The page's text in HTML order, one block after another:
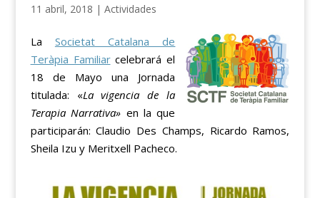
11 abril, 2018 | Actividades
La Societat Catalana de
Teràpia Familiarcelebrará el
18 de Mayo una Jornada
titulada: «La vigencia de la
Terapia Narrativa» en la que
participarán: Claudio Des Champs, Ricardo Ramos,
Sheila Izu y Meritxell Pacheco.